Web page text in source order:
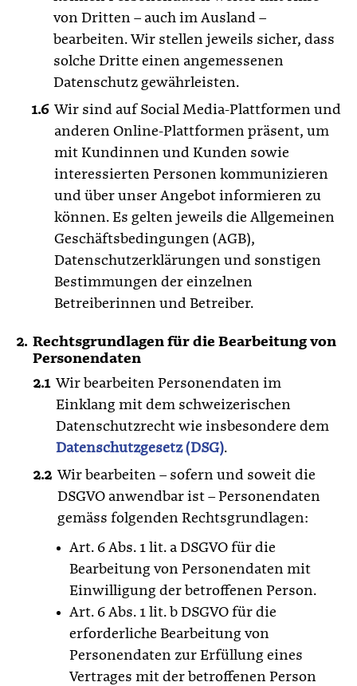
von Dritten – auch im Ausland –
bearbeiten. Wir stellen jeweils sicher, dass
solche Dritte einen angemessenen
Datenschutz gewährleisten.
Wir sind auf Social Media-Plattformen und
anderen Online-Plattformen präsent, um
mit Kundinnen und Kunden sowie
interessierten Personen kommunizieren
und über unser Angebot informieren zu
können. Es gelten jeweils die Allgemeinen
Geschäftsbedingungen (AGB),
Datenschutzerklärungen und sonstigen
Bestimmungen der einzelnen
Betreiberinnen und Betreiber.
Rechtsgrundlagen für die Bearbeitung von
Personendaten
Wir bearbeiten Personendaten im
Einklang mit dem schweizerischen
Datenschutzrecht wie insbesondere dem
Datenschutzgesetz (DSG).
Wir bearbeiten – sofern und soweit die
DSGVO anwendbar ist – Personendaten
gemäss folgenden Rechtsgrundlagen:
Art. 6 Abs. 1 lit. a DSGVO für die
Bearbeitung von Personendaten mit
Einwilligung der betroffenen Person.
Art. 6 Abs. 1 lit. b DSGVO für die
erforderliche Bearbeitung von
Personendaten zur Erfüllung eines
Vertrages mit der betroffenen Person